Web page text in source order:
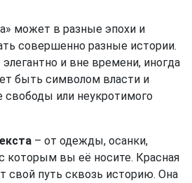
может в разные эпохи и
совершенно разные истории.
и вне времени, иногда
быть символом власти и
свободы или неукротимого
– от одежды, осанки,
которым вы её носите. Красная
свой путь сквозь историю. Она